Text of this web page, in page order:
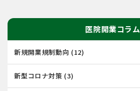
医院開業コラム
新規開業規制動向 (12)
新型コロナ対策 (3)